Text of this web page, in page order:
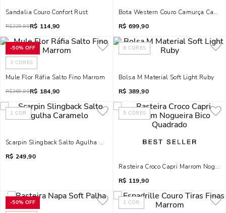
Sandalia Couro Confort Rust
R$229,90R$ 114,90
Bota Western Couro Camurça Cano
R$ 699,90
-50% OFF
3 CORES
Mule Flor Ráfia Salto Fino Marrom
R$369,90R$ 184,90
8 CORES
Bolsa M Material Soft Light Ruby
R$ 389,90
1 COR
Scarpin Slingback Salto Agulha Caramelo
R$ 249,90
5 CORES
Rasteira Croco Capri Marrom
R$ 119,90
-50% OFF 1 COR